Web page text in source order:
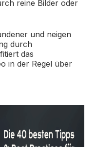
reine Bilder oder
und neigen
durch
das
in der Regel über